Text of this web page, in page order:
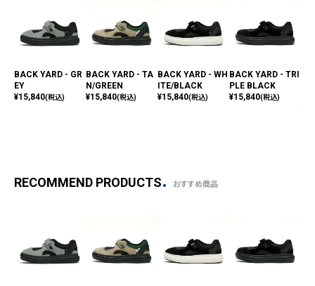
BACK YARD - GR
EY
¥15,840(税込)
BACK YARD - TA
N/GREEN
¥15,840(税込)
BACK YARD - WH
ITE/BLACK
¥15,840(税込)
BACK YARD - TRI
PLE BLACK
¥15,840(税込)
RECOMMEND PRODUCTS おすすめ商品